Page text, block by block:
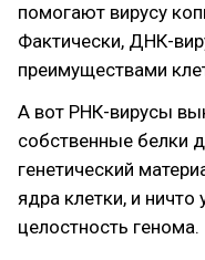
помогают вирусу
Фактически, ДНК-
преимуществами
А вот РНК-вирусы
собственные белки
генетический
ядра клетки, и ничто
целостность генома.